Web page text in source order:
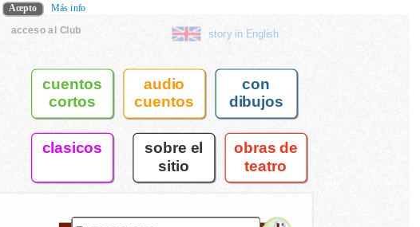
acceso al Club story in English
cuentos
cortos
audio
cuentos
con
dibujos
clasicos
sobre el
sitio
obras de
teatro
Acepto Más info